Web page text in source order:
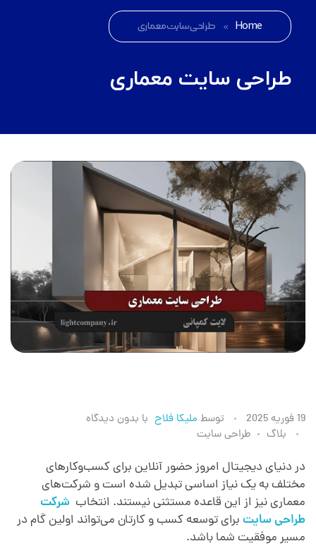
Home
» طراحی سایت معماری
طراحی سایت معماری
ط
ر
ا
ح
19 فوریه 2025 توسط ملیکا فلاح با بدون دیدگاه
بلاگ
طراحی سایت
در دنیای دیجیتال امروز حضور آنلاین برای کسب‌وکارهای
مختلف به یک نیاز اساسی تبدیل شده است و شرکت‌های
معماری نیز از این قاعده مستثنی نیستند. انتخاب شرکت
طراحی سایتبرای توسعه کسب و کارتان می‌تواند اولین گام در
مسیر موفقیت شما باشد.